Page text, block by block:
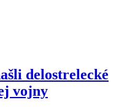
delostrelecké
vojny